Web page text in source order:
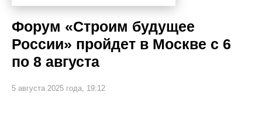
Форум «Строим будущее
России» пройдет в Москве с 6
по 8 августа
5 августа 2025 года, 19:12